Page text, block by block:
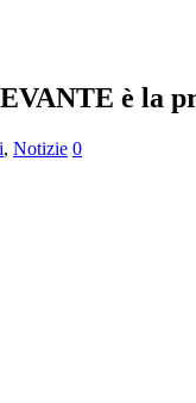
è la
, Notizie 0